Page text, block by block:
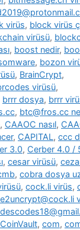
virüs, block virüs
virüsü,
, boost nedir,
, bozon
, BrainCrypt,
virüsü,
brrr dosya, brrr
, btc@fros.cc
, CAAOC nasıl,
, CAPITAL, ccc
3.0, Cerber 4.0 /
, cesar virüsü,
, cobra dosya
, cock.li virüs,
CoinVault, com,